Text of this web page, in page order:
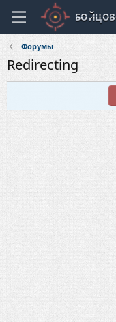
Форумы
Redirecting